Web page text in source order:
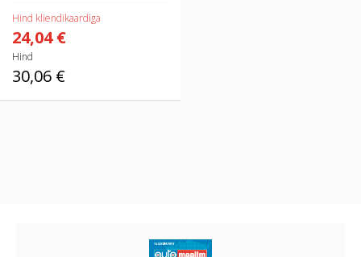
Hind kliendikaardiga
24,04 €
Hind
30,06 €